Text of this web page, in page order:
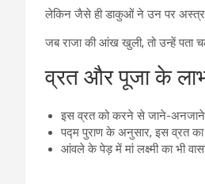
लेकिन जैसे ही डाकुओं ने उन पर
जब राजा की आंख खुली, तो उन्हें
व्रत और पूजा के
इस व्रत को करने से जाने-अनजाने में
पद्म पुराण के अनुसार, इस व्रत का
आंवले के पेड़ में मां लक्ष्मी का भी